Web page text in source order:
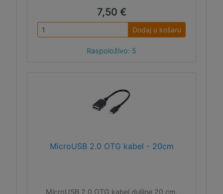
7,50 €
Dodaj u košaru
Raspoloživo: 5
MicroUSB 2.0 OTG kabel - 20cm
MicroUSB 2.0 OTG kabel duljine 20 cm.